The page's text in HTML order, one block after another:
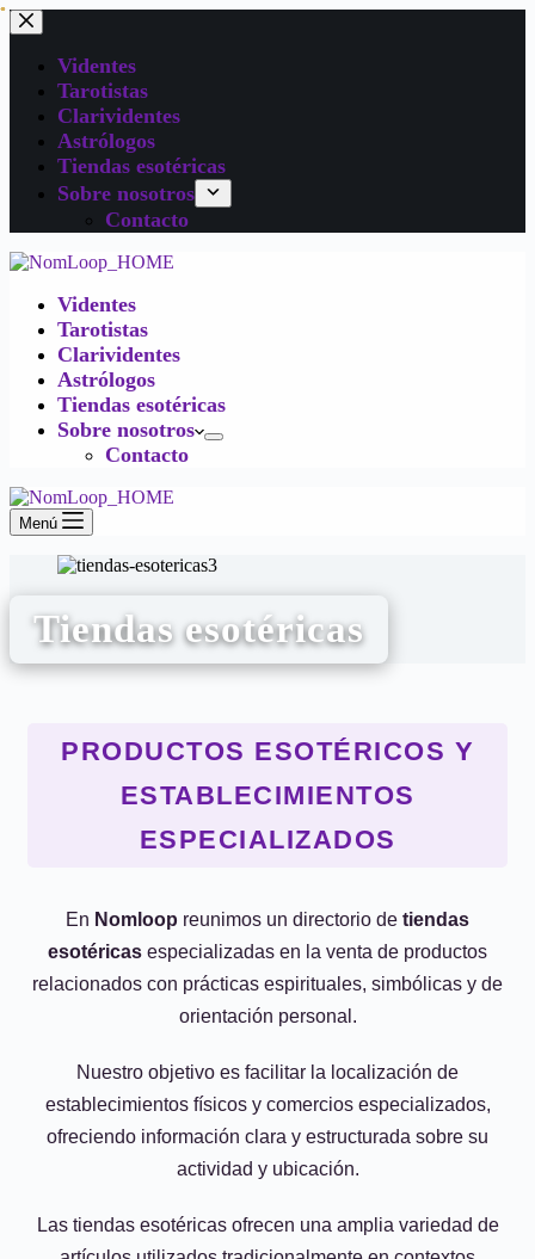
Videntes
Tarotistas
Clarividentes
Astrólogos
Tiendas esotéricas
Sobre nosotros
Contacto
Videntes
Tarotistas
Clarividentes
Astrólogos
Tiendas esotéricas
Sobre nosotros
Contacto
Menú
Tiendas esotéricas
PRODUCTOS ESOTÉRICOS Y
ESTABLECIMIENTOS
ESPECIALIZADOS
En Nomloop reunimos un directorio de tiendas
esotéricas especializadas en la venta de productos
relacionados con prácticas espirituales, simbólicas y de
orientación personal.
Nuestro objetivo es facilitar la localización de
establecimientos físicos y comercios especializados,
ofreciendo información clara y estructurada sobre su
actividad y ubicación.
Las tiendas esotéricas ofrecen una amplia variedad de